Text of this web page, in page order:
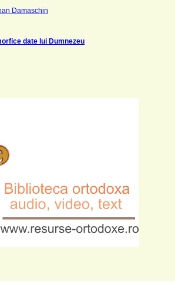
Damaschin
date lui Dumnezeu